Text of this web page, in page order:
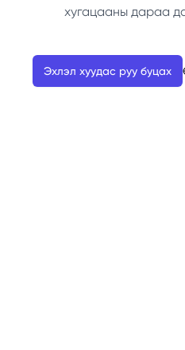
хугацааны дараа
Эхлэл хуудас руу буцах